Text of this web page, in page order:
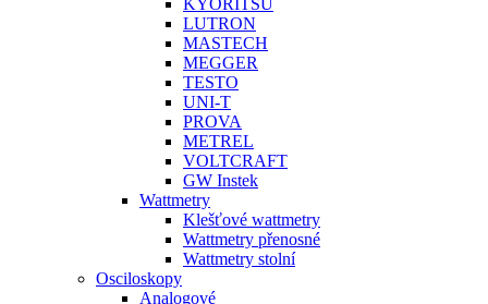
LUTRON
MASTECH
MEGGER
TESTO
UNI-T
PROVA
METREL
VOLTCRAFT
GW Instek
Wattmetry
Klešťové wattmetry
Wattmetry přenosné
Wattmetry stolní
Osciloskopy
Analogové